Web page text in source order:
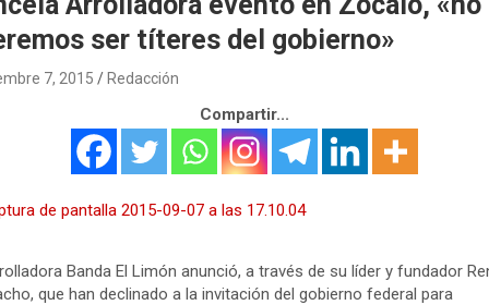
ser títeres del gobierno»
7, 2015 Redacción
Compartir...
Banda El Limón anunció, a través de su líder y fundador
que han declinado a la invitación del gobierno federal para